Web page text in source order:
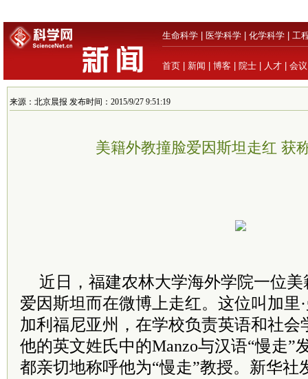
生命科学 医学科学 化学科学 工
首页 新闻 博客 院士 人才 会议
来源：北京晨报 发布时间：2015/9/27 9:51:19
美籍外教撞脸爱因斯坦走红 获
近日，福建农林大学海外学院一位
爱因斯坦而在微博上走红。这位叫加里
加利福尼亚州，在学校负责英语和社会
他的英文姓氏中的Manzo与汉语“慢走”
都亲切地称呼他为“慢走”教授。新华社